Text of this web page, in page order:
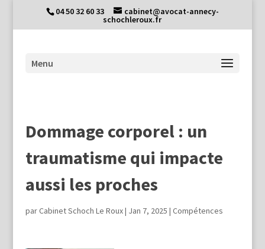
04 50 32 60 33 cabinet@avocat-annecy-
schochleroux.fr
Dommage corporel : un
traumatisme qui impacte
aussi les proches
parCabinet Schoch Le Roux| Jan 7, 2025 | Compétences